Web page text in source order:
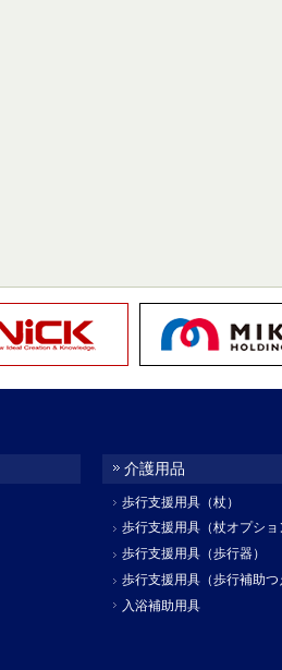
介護用品
歩行支援用具（杖）
歩行支援用具（杖オプショ
歩行支援用具（歩行器）
歩行支援用具（歩行補助つ
入浴補助用具